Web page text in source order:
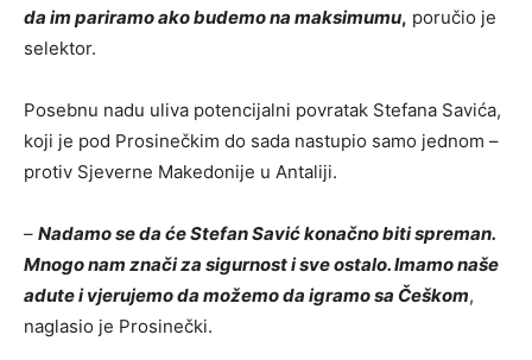
da im pariramo ako budemo na maksimumu, poručio je
selektor.
Posebnu nadu uliva potencijalni povratak Stefana Savića,
koji je pod Prosinečkim do sada nastupio samo jednom –
protiv Sjeverne Makedonije u Antaliji.
– Nadamo se da će Stefan Savić konačno biti spreman.
Mnogo nam znači za sigurnost i sve ostalo. Imamo naše
adute i vjerujemo da možemo da igramo sa Češkom,
naglasio je Prosinečki.